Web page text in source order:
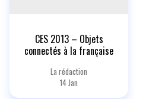
CES 2013 – Objets
connectés à la française
La rédaction
14 Jan